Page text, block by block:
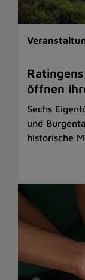
öffnen
Sechs
und
historische